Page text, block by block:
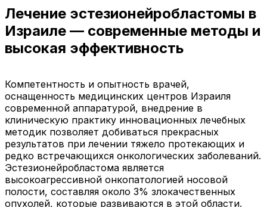
Лечение эстезионейробластомы в
Израиле — современные методы и
высокая эффективность
Компетентность и опытность врачей,
оснащенность медицинских центров Израиля
современной аппаратурой, внедрение в
клиническую практику инновационных лечебных
методик позволяет добиваться прекрасных
результатов при лечении тяжело протекающих и
редко встречающихся онкологических заболеваний.
Эстезионейробластома является
высокоагрессивной онкопатологией носовой
полости, составляя около 3% злокачественных
опухолей, которые развиваются в этой области.